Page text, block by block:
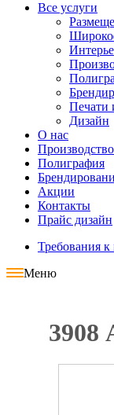
Все услуги
Печати
Дизайн
О нас
Производство
Полиграфия
Акции
Контакты
Прайс дизайн
Требования к
Меню
3908